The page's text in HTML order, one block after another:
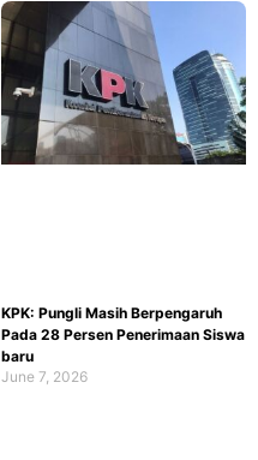
KPK: Pungli Masih Berpengaruh
Pada 28 Persen Penerimaan Siswa
baru
June 7, 2026